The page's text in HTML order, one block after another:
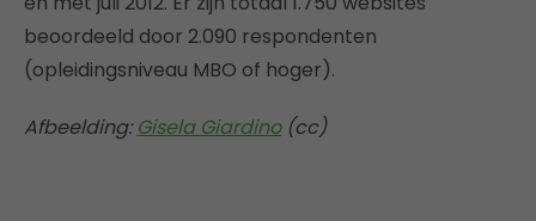
beoordeeld door 2.090 respondenten
(opleidingsniveau MBO of hoger).
Afbeelding:Gisela Giardino(cc)